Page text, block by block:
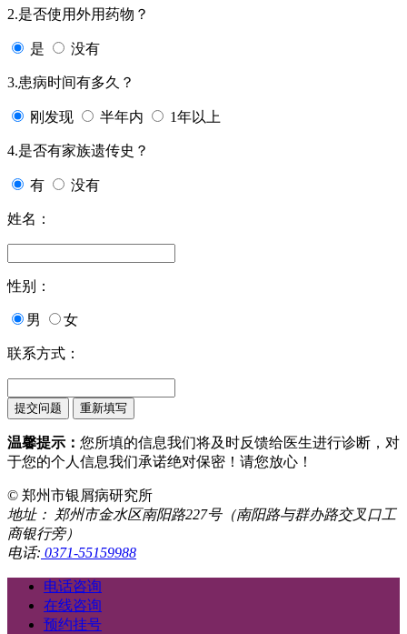
2.是否使用外用药物？
是 没有
3.患病时间有多久？
刚发现 半年内 1年以上
4.是否有家族遗传史？
有 没有
姓名：
性别：
男 女
联系方式：
温馨提示： 您所填的信息我们将及时反馈给医生进行诊断，对
于您的个人信息我们承诺绝对保密！请您放心！
© 郑州市银屑病研究所
地址： 郑州市金水区南阳路227号（南阳路与群办路交叉口工
商银行旁）
电话: 0371-55159988
电话咨询
在线咨询
预约挂号